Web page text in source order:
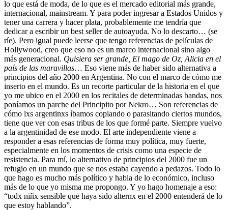
lo que está de moda, de lo que es el mercado editorial más grande,
internacional, mainstream. Y para poder ingresar a Estados Unidos y
tener una carrera y hacer plata, probablemente me tendría que
dedicar a escribir un best seller de autoayuda. No lo descarto… (se
ríe). Pero igual puede leerse que tengo referencias de películas de
Hollywood, creo que eso no es un marco internacional sino algo
más generacional. Quisiera ser grande, El mago de Oz, Alicia en el
país de las maravillas… Eso viene más de haber sido alternativa a
principios del año 2000 en Argentina. No con el marco de cómo me
inserto en el mundo. Es un recorte particular de la historia en el que
yo me ubico en el 2000 en los recitales de determinadas bandas, nos
poníamos un parche del Principito por Nekro… Son referencias de
cómo lxs argentinxs íbamos copiando o parasitando ciertos mundos,
tiene que ver con esas tribus de los que formé parte. Siempre vuelvo
a la argentinidad de ese modo. El arte independiente viene a
responder a esas referencias de forma muy política, muy fuerte,
especialmente en los momentos de crisis como una especie de
resistencia. Para mí, lo alternativo de principios del 2000 fue un
refugio en un mundo que se nos estaba cayendo a pedazos. Todo lo
que hago es mucho más político y habla de lo económico, incluso
más de lo que yo misma me propongo. Y yo hago homenaje a eso:
“todx niñx sensible que haya sido alternx en el 2000 entenderá de lo
que estoy hablando”.